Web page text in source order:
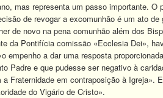
mas representa um passo importante. O
de revogar a excomunhão é um ato de
de novo na pena comunhão além dos
da Pontifícia comissão «Ecclesia Dei»,
empenho a dar uma resposta
Padre e que pudesse ser negativo à
Fraternidade em contraposição à Igreja».
do Vigário de Cristo».